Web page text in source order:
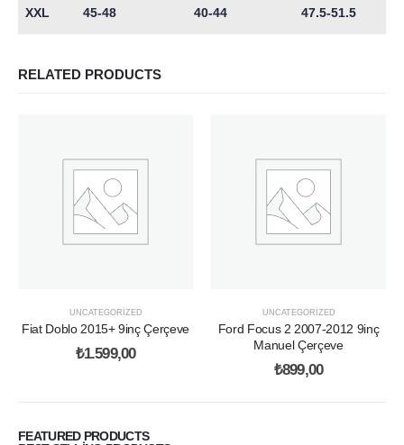
XXL 45-48 40-44 47.5-51.5
RELATED PRODUCTS
UNCATEGORIZED
Fiat Doblo 2015+ 9inç Çerçeve
₺1.599,00
UNCATEGORIZED
Ford Focus 2 2007-2012 9inç
Manuel Çerçeve
₺899,00
FEATURED PRODUCTS